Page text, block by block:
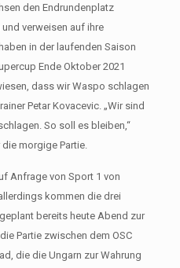
den Endrundenplatz
verweisen auf ihre
in der laufenden Saison
Ende Oktober 2021
dass wir Waspo schlagen
Petar Kovacevic. „Wir sind
So soll es bleiben,“
morgige Partie.
Anfrage von Sport 1 von
kommen die drei
bereits heute Abend zur
Partie zwischen dem OSC
die die Ungarn zur Wahrung